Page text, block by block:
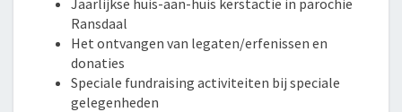
Jaarlijkse huis-aan-huis kerstactie in parochie
Ransdaal
Het ontvangen van legaten/erfenissen en
donaties
Speciale fundraising activiteiten bij speciale
gelegenheden